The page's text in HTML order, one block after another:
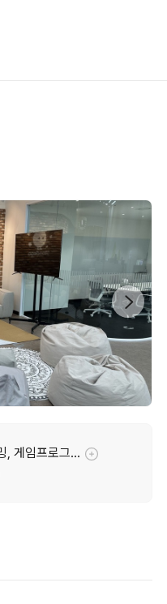
클라이언트, 모바일, 게임프로그래밍, 게임프로그래머